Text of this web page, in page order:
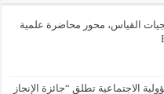
القياس، محور محاضرة علمية
الاجتماعية تطلق “جائزة الإنجاز